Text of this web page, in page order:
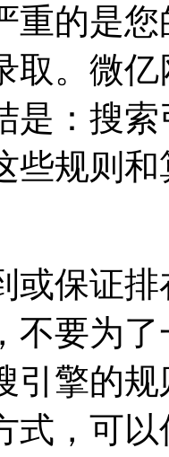
重的是
取。微
是：搜
些规则
或保证
不要为
引擎的
式，可